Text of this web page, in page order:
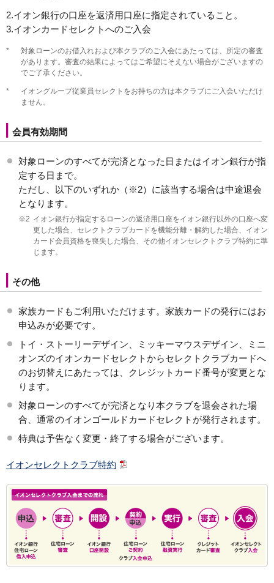
2.イオン銀行の口座を返済用口座に指定されていること。
3.イオンカードセレクトへのご入会
*
対象ローンのお借入れおよび本クラブのご入会にあたっては、所定の審査
があります。審査の結果によってはご希望にそえない場合がございますの
でご了承ください。
*
イオングループ従業員セレクトをお持ちの方は本クラブにご入会いただけ
ません。
会員有効期間
対象ローンのすべてが完済となった日またはイオン銀行が指
定する日まで。
ただし、以下のいずれか（※2）に該当する場合は中途退会
となります。
※2 イオン銀行が指定するローンの返済用口座をイオン銀行以外の口座へ変
更した場合、セレクトクラブカードを機能分離・解約した場合、イオン
カード会員資格を喪失した場合、その他イオンセレクトクラブ特約に準
じます。
その他
家族カードもご利用いただけます。家族カードの発行にはお
申込みが必要です。
トイ・ストーリーデザイン、ミッキーマウスデザイン、ミニ
オンズのイオンカードセレクトからセレクトクラブカードへ
のお切替えにあたっては、クレジットカード番号が変更とな
ります。
対象ローンのすべてが完済となり本クラブを退会された場
合、通常のイオンゴールドカードセレクトが発行されます。
特典は予告なく変更・終了する場合がございます。
イオンセレクトクラブ特約